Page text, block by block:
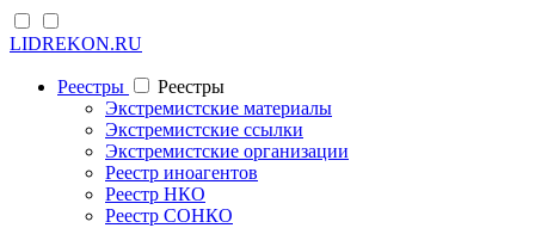
LIDREKON.RU
Реестры
Реестры
Экстремистские материалы
Экстремистские ссылки
Экстремистские организации
Реестр иноагентов
Реестр НКО
Реестр СОНКО